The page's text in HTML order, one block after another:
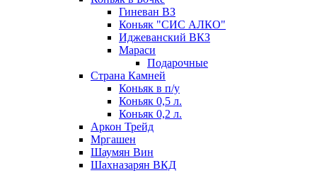
Гиневан ВЗ
Коньяк "СИС АЛКО"
Иджеванский ВКЗ
Мараси
Подарочные
Страна Камней
Коньяк в п/у
Коньяк 0,5 л.
Коньяк 0,2 л.
Аркон Трейд
Мргашен
Шаумян Вин
Шахназарян ВКД